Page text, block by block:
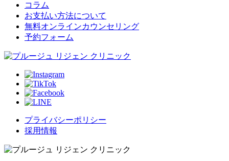
コラム
お支払い方法について
無料オンラインカウンセリング
予約フォーム
プライバシーポリシー
採用情報